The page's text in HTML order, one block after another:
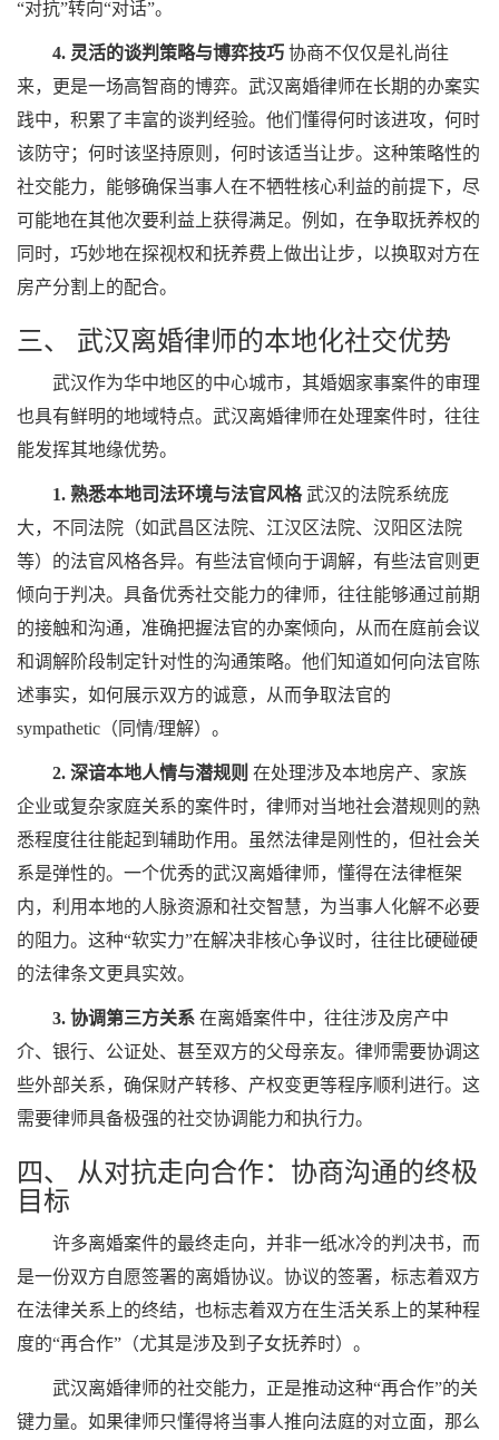
“对抗”转向“对话”。
4. 灵活的谈判策略与博弈技巧 协商不仅仅是礼尚往
来，更是一场高智商的博弈。武汉离婚律师在长期的办案实
践中，积累了丰富的谈判经验。他们懂得何时该进攻，何时
该防守；何时该坚持原则，何时该适当让步。这种策略性的
社交能力，能够确保当事人在不牺牲核心利益的前提下，尽
可能地在其他次要利益上获得满足。例如，在争取抚养权的
同时，巧妙地在探视权和抚养费上做出让步，以换取对方在
房产分割上的配合。
三、 武汉离婚律师的本地化社交优势
武汉作为华中地区的中心城市，其婚姻家事案件的审理
也具有鲜明的地域特点。武汉离婚律师在处理案件时，往往
能发挥其地缘优势。
1. 熟悉本地司法环境与法官风格武汉的法院系统庞
大，不同法院（如武昌区法院、江汉区法院、汉阳区法院
等）的法官风格各异。有些法官倾向于调解，有些法官则更
倾向于判决。具备优秀社交能力的律师，往往能够通过前期
的接触和沟通，准确把握法官的办案倾向，从而在庭前会议
和调解阶段制定针对性的沟通策略。他们知道如何向法官陈
述事实，如何展示双方的诚意，从而争取法官的
sympathetic（同情/理解）。
2. 深谙本地人情与潜规则 在处理涉及本地房产、家族
企业或复杂家庭关系的案件时，律师对当地社会潜规则的熟
悉程度往往能起到辅助作用。虽然法律是刚性的，但社会关
系是弹性的。一个优秀的武汉离婚律师，懂得在法律框架
内，利用本地的人脉资源和社交智慧，为当事人化解不必要
的阻力。这种“软实力”在解决非核心争议时，往往比硬碰硬
的法律条文更具实效。
3. 协调第三方关系 在离婚案件中，往往涉及房产中
介、银行、公证处、甚至双方的父母亲友。律师需要协调这
些外部关系，确保财产转移、产权变更等程序顺利进行。这
需要律师具备极强的社交协调能力和执行力。
四、 从对抗走向合作：协商沟通的终极
目标
许多离婚案件的最终走向，并非一纸冰冷的判决书，而
是一份双方自愿签署的离婚协议。协议的签署，标志着双方
在法律关系上的终结，也标志着双方在生活关系上的某种程
度的“再合作”（尤其是涉及到子女抚养时）。
武汉离婚律师的社交能力，正是推动这种“再合作”的关
键力量。如果律师只懂得将当事人推向法庭的对立面，那么